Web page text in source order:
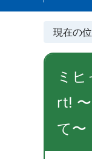
現在の
ミ
rt!
て〜